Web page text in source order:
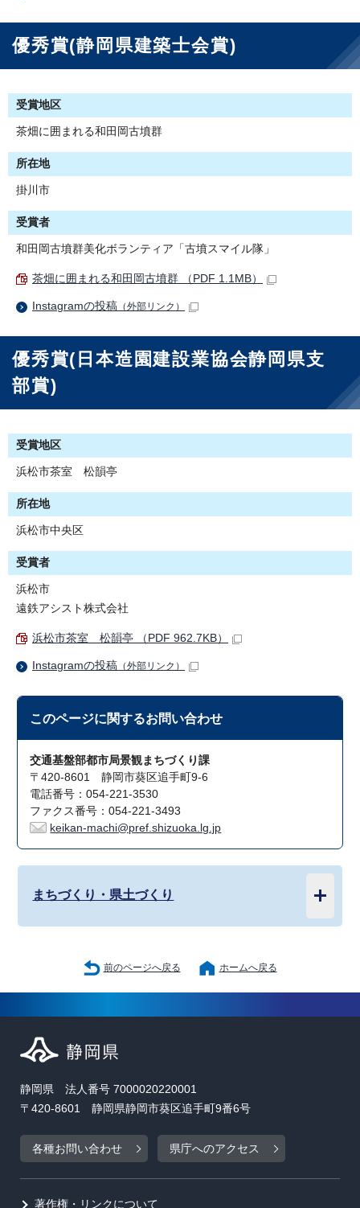
優秀賞(静岡県建築士会賞)
受賞地区
茶畑に囲まれる和田岡古墳群
所在地
掛川市
受賞者
和田岡古墳群美化ボランティア「古墳スマイル隊」
茶畑に囲まれる和田岡古墳群 （PDF 1.1MB）
Instagramの投稿 （外部リンク）
優秀賞(日本造園建設業協会静岡県支
部賞)
受賞地区
浜松市茶室 松韻亭
所在地
浜松市中央区
受賞者
浜松市
遠鉄アシスト株式会社
浜松市茶室 松韻亭 （PDF 962.7KB）
Instagramの投稿 （外部リンク）
このページに関するお問い合わせ
交通基盤部都市局景観まちづくり課
〒420-8601 静岡市葵区追手町9-6
電話番号：054-221-3530
ファクス番号：054-221-3493
keikan-machi@pref.shizuoka.lg.jp
まちづくり・県土づくり
前のページへ戻る ホームへ戻る
静岡県 法人番号 7000020220001
〒420-8601 静岡県静岡市葵区追手町9番6号
各種お問い合わせ 県庁へのアクセス
著作権・リンクについて